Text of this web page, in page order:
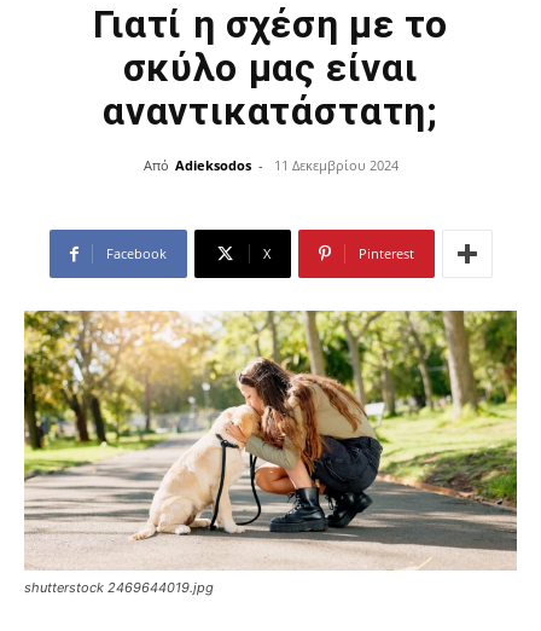
Γιατί η σχέση με το
σκύλο μας είναι
αναντικατάστατη;
Από Adieksodos - 11 Δεκεμβρίου 2024
Facebook X Pinterest
shutterstock 2469644019.jpg